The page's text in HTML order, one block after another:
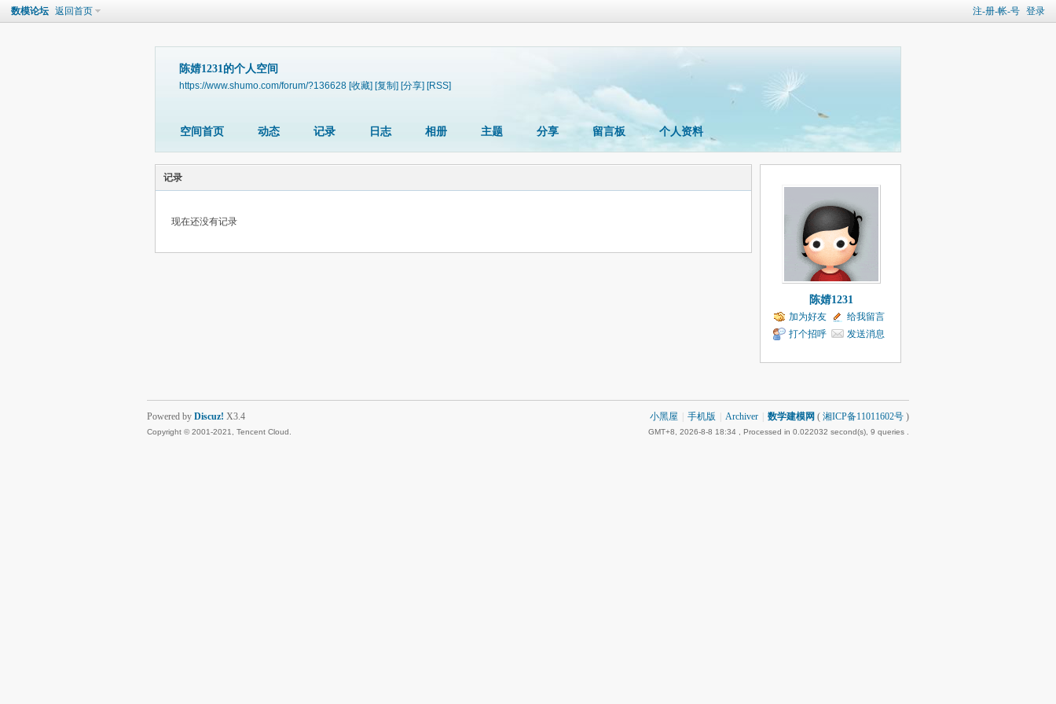
注-册-帐-号 登录
数模论坛 返回首页
陈婧1231的个人空间
https://www.shumo.com/forum/?136628 [收藏] [复制] [分享] [RSS]
空间首页 动态 记录 日志 相册 主题 分享 留言板 个人资料
记录
现在还没有记录
陈婧1231
加为好友
给我留言
打个招呼
发送消息
小黑屋 手机版 Archiver 数学建模网 ( 湘ICP备11011602号 )
GMT+8, 2026-8-8 18:34 , Processed in 0.022032 second(s), 9 queries .
Powered by Discuz! X3.4
Copyright © 2001-2021, Tencent Cloud.